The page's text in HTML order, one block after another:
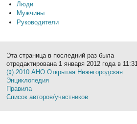
Люди
Мужчины
Руководители
Эта страница в последний раз была
отредактирована 1 января 2012 года в 11:31.
(¢) 2010 АНО Открытая Нижегородская
Энциклопедия
Правила
Список авторов/участников